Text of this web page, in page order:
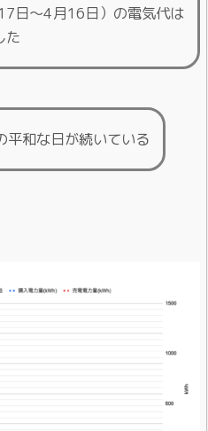
日〜4月16日）の電気代は
た
平和な日が続いている